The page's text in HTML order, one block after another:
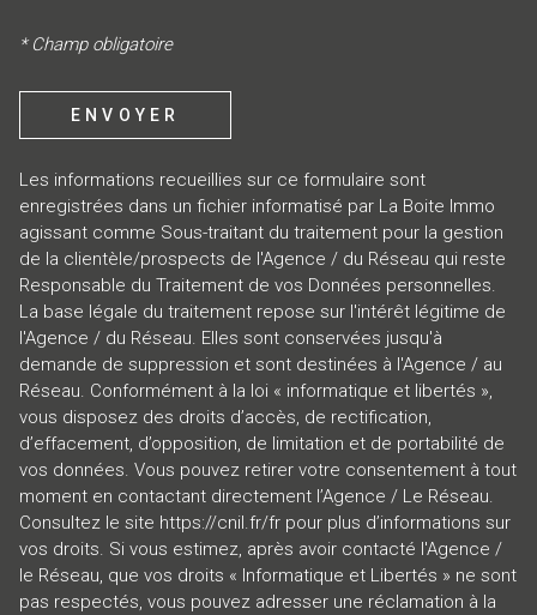
* Champ obligatoire
ENVOYER
Les informations recueillies sur ce formulaire sont
enregistrées dans un fichier informatisé par La Boite Immo
agissant comme Sous-traitant du traitement pour la gestion
de la clientèle/prospects de l'Agence / du Réseau qui reste
Responsable du Traitement de vos Données personnelles.
La base légale du traitement repose sur l'intérêt légitime de
l'Agence / du Réseau. Elles sont conservées jusqu'à
demande de suppression et sont destinées à l'Agence / au
Réseau. Conformément à la loi « informatique et libertés »,
vous disposez des droits d’accès, de rectification,
d’effacement, d’opposition, de limitation et de portabilité de
vos données. Vous pouvez retirer votre consentement à tout
moment en contactant directement l’Agence / Le Réseau.
Consultez le site https://cnil.fr/fr pour plus d’informations sur
vos droits. Si vous estimez, après avoir contacté l'Agence /
le Réseau, que vos droits « Informatique et Libertés » ne sont
pas respectés, vous pouvez adresser une réclamation à la